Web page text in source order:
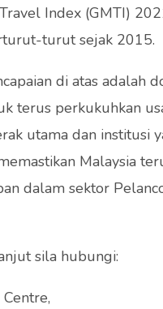
Index (GMTI)
turut sejak 2015.
di atas adalah
terus perkukuhkan
utama dan institusi
Malaysia
dalam sektor
sila hubungi: